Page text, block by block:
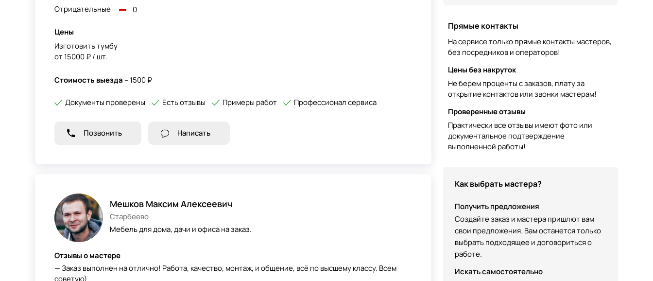
Отрицательные
0
Цены
Изготовить тумбу
от 15000 ₽ / шт.
Стоимость выезда – 1500 ₽
Документы проверены Есть отзывы Примеры работ Профессионал сервиса
Позвонить Написать
Мешков Максим Алексеевич
Старбеево
Мебель для дома, дачи и офиса на заказ.
Отзывы о мастере
— Заказ выполнен на отлично! Работа, качество, монтаж, и общение, всё по высшему классу. Всем
советую)
Прямые контакты
На сервисе только прямые контакты мастеров,
без посредников и операторов!
Цены без накруток
Не берем проценты с заказов, плату за
открытие контактов или звонки мастерам!
Проверенные отзывы
Практически все отзывы имеют фото или
документальное подтверждение
выполненной работы!
Как выбрать мастера?
Получить предложения
Создайте заказ и мастера пришлют вам
свои предложения. Вам останется только
выбрать подходящее и договориться о
работе.
Искать самостоятельно